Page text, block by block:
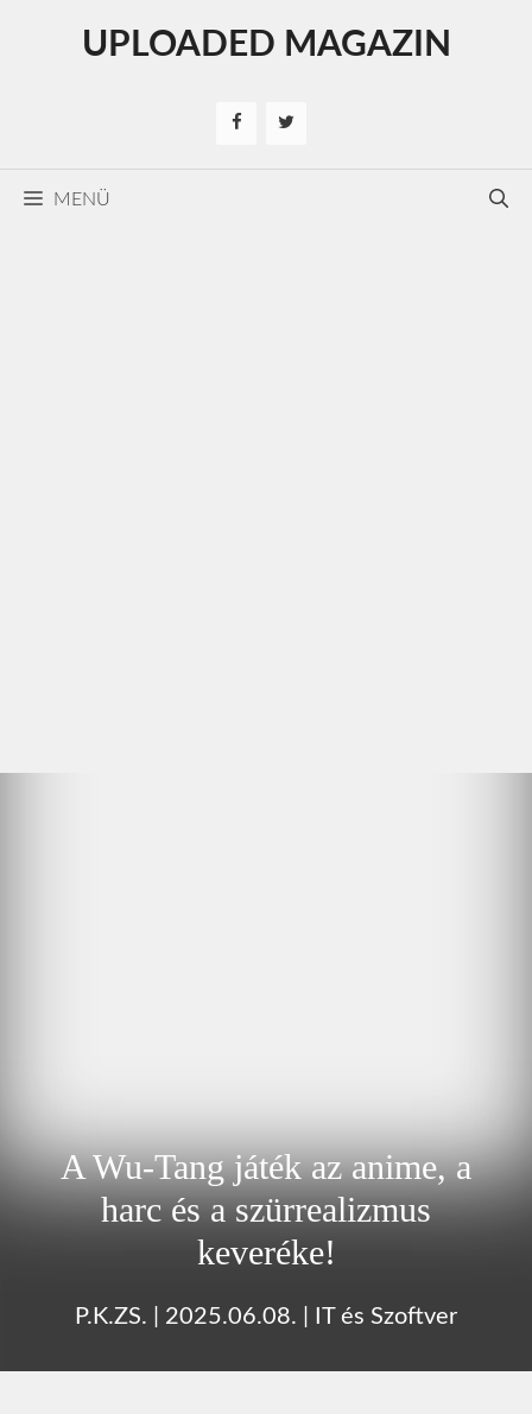
UPLOADED MAGAZIN
MENÜ
A Wu-Tang játék az anime, a
harc és a szürrealizmus
keveréke!
P.K.ZS. 2025.06.08. IT és Szoftver